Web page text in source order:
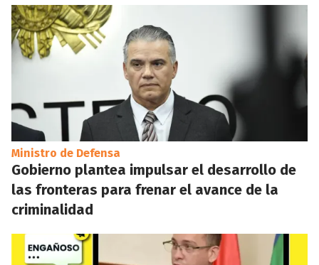
Ministro de Defensa
Gobierno plantea impulsar el desarrollo de
las fronteras para frenar el avance de la
criminalidad